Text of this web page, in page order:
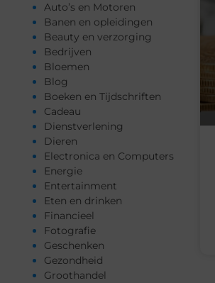
Auto’s en Motoren
Banen en opleidingen
Beauty en verzorging
Bedrijven
Bloemen
Blog
Boeken en Tijdschriften
Cadeau
Dienstverlening
Dieren
Electronica en Computers
Energie
Entertainment
Eten en drinken
Financieel
Fotografie
Geschenken
Gezondheid
Groothandel